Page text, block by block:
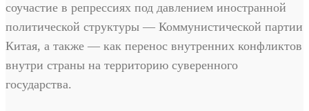
соучастие в репрессиях под давлением иностранной
политической структуры — Коммунистической партии
Китая, а также — как перенос внутренних конфликтов
внутри страны на территорию суверенного
государства.